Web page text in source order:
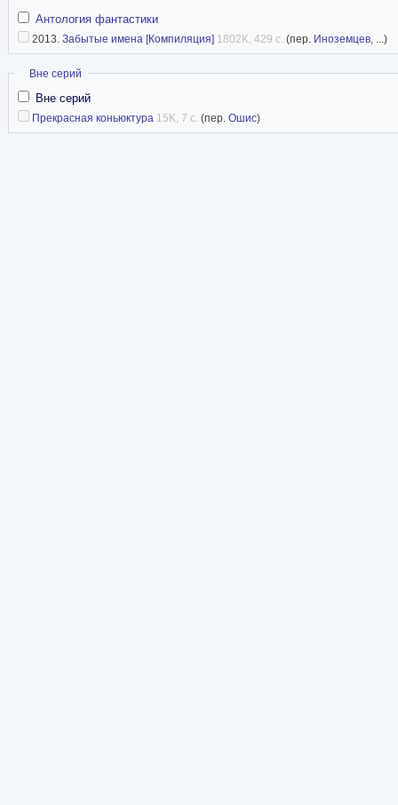
чувствовал», — говорит писатель. Проза X.
пределами Бельгии.
nl.wikipedia
Антология фантастики
2013. Забытые имена [Компиляция] 1802K, 429 с. (пер. Иноземцев, ...)
Скрыть
Вне серий
Вне серий
Прекрасная коньюктура 15K, 7 с. (пер. Ошис)